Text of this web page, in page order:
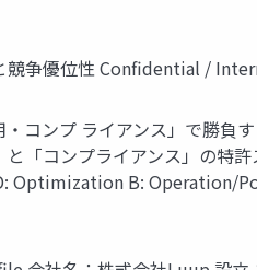
競争優位性 Confidential /
コンプ ライアンス」で勝負
「コンプライアンス」の特
Optimization B: Operation/